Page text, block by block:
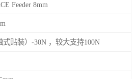
Feeder 8mm
式贴装）-30N ，较大支持100N